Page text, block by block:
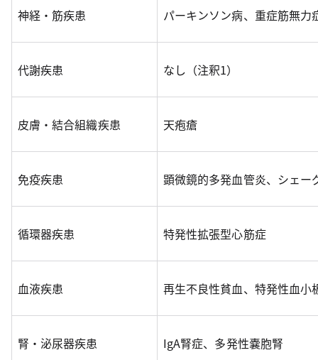
神経・筋疾患 パーキンソン病、重症筋無
代謝疾患 なし（注釈1）
皮膚・結合組織疾患 天疱瘡
免疫疾患 顕微鏡的多発血管炎、シェー
循環器疾患 特発性拡張型心筋症
血液疾患 再生不良性貧血、特発性血
腎・泌尿器疾患 IgA腎症、多発性嚢胞腎